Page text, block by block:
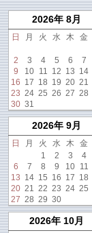
2026年 8月
日 月 火 水 木 金
2
3 4 5 6 7
9
10 11 12 13 14
16 17 18 19 20 21
23 24 25 26 27 28
30 31
2026年 9月
日 月 火 水 木 金
1
2 3 4
6
7 8 9 10 11
13 14 15 16 17 18
20 21 22 23 24 25
27 28 29 30
2026年 10月